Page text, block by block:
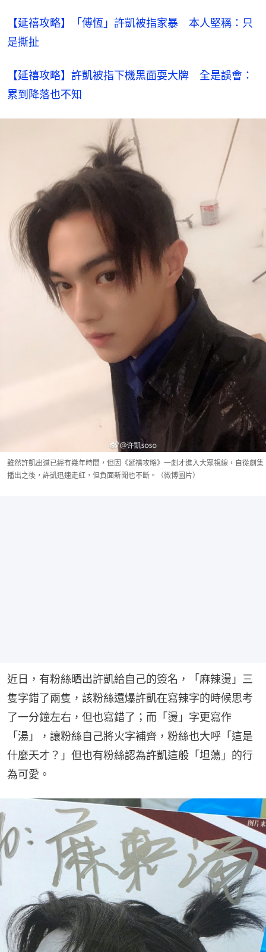
【延禧攻略】「傅恆」許凱被指家暴　本人堅稱：只
是撕扯
【延禧攻略】許凱被指下機黑面耍大牌　全是誤會：
累到降落也不知
雖然許凱出道已經有幾年時間，但因《延禧攻略》一劇才進入大眾視線，自從劇集
播出之後，許凱迅速走紅，但負面新聞也不斷。（微博圖片）
近日，有粉絲晒出許凱給自己的簽名，「麻辣燙」三
隻字錯了兩隻，該粉絲還爆許凱在寫辣字的時候思考
了一分鐘左右，但也寫錯了；而「燙」字更寫作
「湯」，讓粉絲自己將火字補齊，粉絲也大呼「這是
什麼天才？」但也有粉絲認為許凱這般「坦蕩」的行
為可愛。